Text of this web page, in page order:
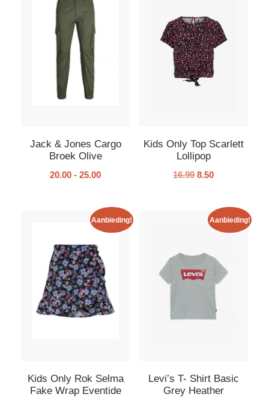
Jack & Jones Cargo
Broek Olive
20.00 - 25.00
Kids Only Top Scarlett
Lollipop
16.99 8.50
Aanbieding!
Kids Only Rok Selma
Fake Wrap Eventide
Aanbieding!
Levi’s T- Shirt Basic
Grey Heather